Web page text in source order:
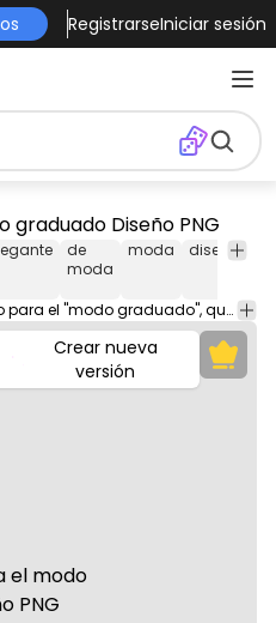
RegistrarseIniciar sesión
graduado Diseño PNG
de
moda
moda diseño
Un logotipo elegante y moderno para el "modo graduado", que presenta una tipografía atrevida con un birrete de graduación como letra "o" y una combinación de colores elegante.
Crear nueva
versión